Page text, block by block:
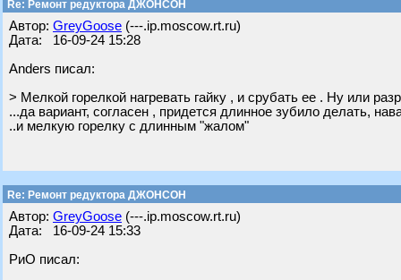
Re: Ремонт редуктора ДЖОНСОН
Автор: GreyGoose (---.ip.moscow.rt.ru)
Дата: 16-09-24 15:28
Anders писал:
> Мелкой горелкой нагревать гайку , и срубать ее . Ну или
...да вариант, согласен , придется длинное зубило делать,
..и мелкую горелку с длинным "жалом"
Re: Ремонт редуктора ДЖОНСОН
Автор: GreyGoose (---.ip.moscow.rt.ru)
Дата: 16-09-24 15:33
РиО писал: